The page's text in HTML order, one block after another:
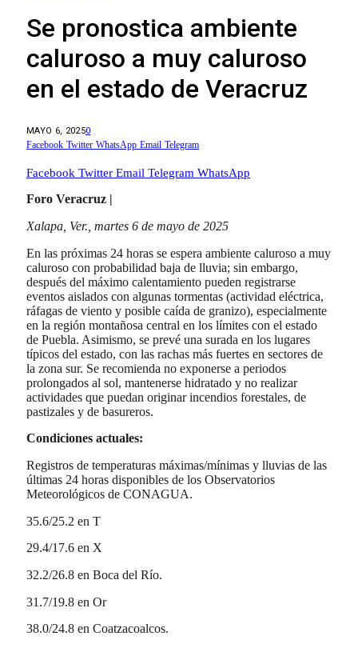
Se pronostica ambiente
caluroso a muy caluroso
en el estado de Veracruz
MAYO 6, 20250
Facebook Twitter WhatsApp Email Telegram
Facebook Twitter Email Telegram WhatsApp
Foro Veracruz |
Xalapa, Ver., martes 6 de mayo de 2025
En las próximas 24 horas se espera ambiente caluroso a muy
caluroso con probabilidad baja de lluvia; sin embargo,
después del máximo calentamiento pueden registrarse
eventos aislados con algunas tormentas (actividad eléctrica,
ráfagas de viento y posible caída de granizo), especialmente
en la región montañosa central en los límites con el estado
de Puebla. Asimismo, se prevé una surada en los lugares
típicos del estado, con las rachas más fuertes en sectores de
la zona sur. Se recomienda no exponerse a periodos
prolongados al sol, mantenerse hidratado y no realizar
actividades que puedan originar incendios forestales, de
pastizales y de basureros.
Condiciones actuales:
Registros de temperaturas máximas/mínimas y lluvias de las
últimas 24 horas disponibles de los Observatorios
Meteorológicos de CONAGUA.
35.6/25.2 en T
29.4/17.6 en X
32.2/26.8 en Boca del Río.
31.7/19.8 en Or
38.0/24.8 en Coatzacoalcos.